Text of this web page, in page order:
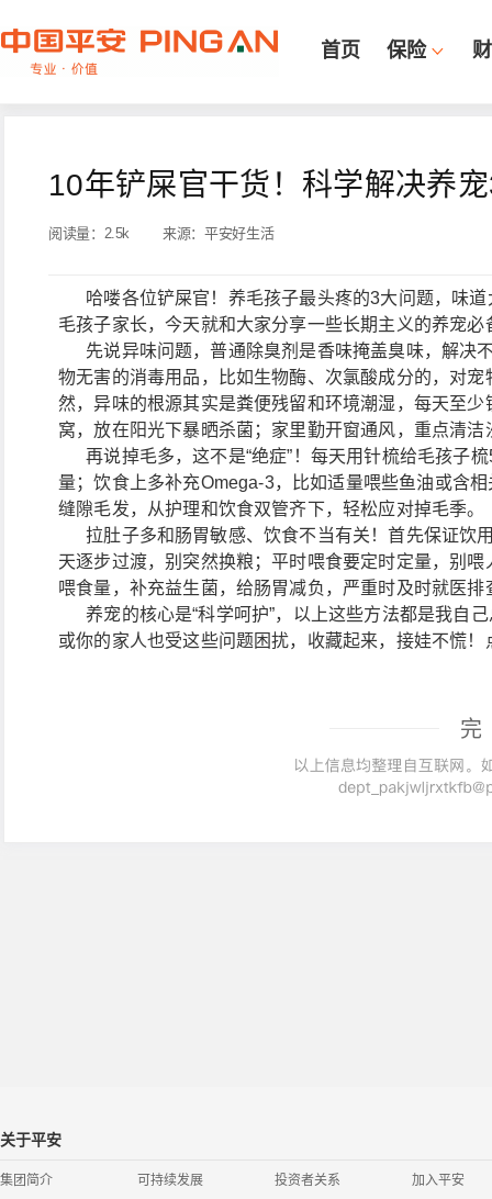
首页 保险
10年铲屎官干货！科学解决养
阅读量： 2.5k 来源：平安好生活
哈喽各位铲屎官！养毛孩子最头疼的3大问题，味道
毛孩子家长，今天就和大家分享一些长期主义的养宠必
先说异味问题，普通除臭剂是香味掩盖臭味，解决
物无害的消毒用品，比如生物酶、次氯酸成分的，对
然，异味的根源其实是粪便残留和环境潮湿，每天至
窝，放在阳光下暴晒杀菌；家里勤开窗通风，重点清
再说掉毛多，这不是“绝症”！每天用针梳给毛孩子
量；饮食上多补充Omega-3，比如适量喂些鱼油或含
缝隙毛发，从护理和饮食双管齐下，轻松应对掉毛季。
拉肚子多和肠胃敏感、饮食不当有关！首先保证饮
天逐步过渡，别突然换粮；平时喂食要定时定量，别
喂食量，补充益生菌，给肠胃减负，严重时及时就医排
养宠的核心是“科学呵护”，以上这些方法都是我自
或你的家人也受这些问题困扰，收藏起来，接娃不慌
完
关于平安
集团简介 可持续发展 投资者关系 加入平安